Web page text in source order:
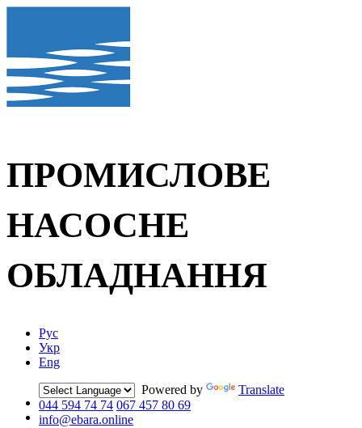
ПРОМИСЛОВЕ
НАСОСНЕ
ОБЛАДНАННЯ
Рус
Укр
Eng
Powered by
Translate
044 594 74 74 067 457 80 69
info@ebara.online